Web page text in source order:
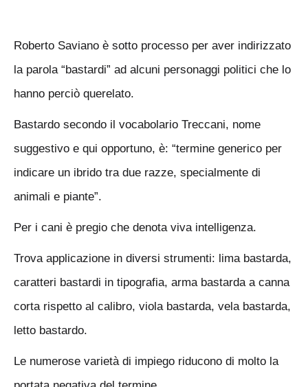
Roberto Saviano è sotto processo per aver indirizzato
la parola “bastardi” ad alcuni personaggi politici che lo
hanno perciò querelato.
Bastardo secondo il vocabolario Treccani, nome
suggestivo e qui opportuno, è: “termine generico per
indicare un ibrido tra due razze, specialmente di
animali e piante”.
Per i cani è pregio che denota viva intelligenza.
Trova applicazione in diversi strumenti: lima bastarda,
caratteri bastardi in tipografia, arma bastarda a canna
corta rispetto al calibro, viola bastarda, vela bastarda,
letto bastardo.
Le numerose varietà di impiego riducono di molto la